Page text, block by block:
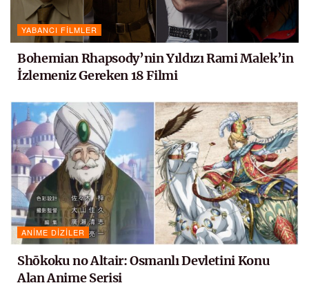
YABANCI FILMLER
Bohemian Rhapsody’nin Yıldızı Rami Malek’in
İzlemeniz Gereken 18 Filmi
ANIME DIZILER
Shōkoku no Altair: Osmanlı Devletini Konu
Alan Anime Serisi